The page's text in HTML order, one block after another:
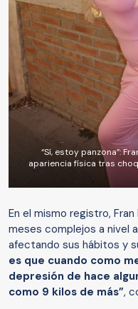
“Sí, estoy panzona”:
apariencia física tras
En el mismo registro,
meses complejos a nivel
afectando sus hábitos y
es que cuando como
depresión de hace
como 9 kilos de más”,